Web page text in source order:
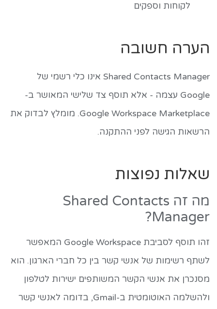
לקוחות וספקים
הערה חשובה
Shared Contacts Manager אינו כלי רשמי של
Google עצמה - אלא תוסף צד שלישי המאושר ב-
Google Workspace Marketplace. מומלץ לבדוק את
הרשאות הגישה לפני ההתקנה.
שאלות נפוצות
מה זה Shared Contacts
Manager?
זהו תוסף לסביבת Google Workspace המאפשר
לשתף רשימות של אנשי קשר בין כל חברי הארגון. הוא
מסנכרן את אנשי הקשר המשותפים ישירות לטלפון
ולהשלמה האוטומטית ב-Gmail, בדומה לאנשי קשר